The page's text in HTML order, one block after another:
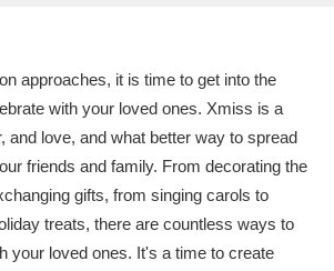
approaches, it is time to get into the
with your loved ones. Xmiss is a
and love, and what better way to spread
friends and family. From decorating the
gifts, from singing carols to
treats, there are countless ways to
your loved ones. It's a time to create